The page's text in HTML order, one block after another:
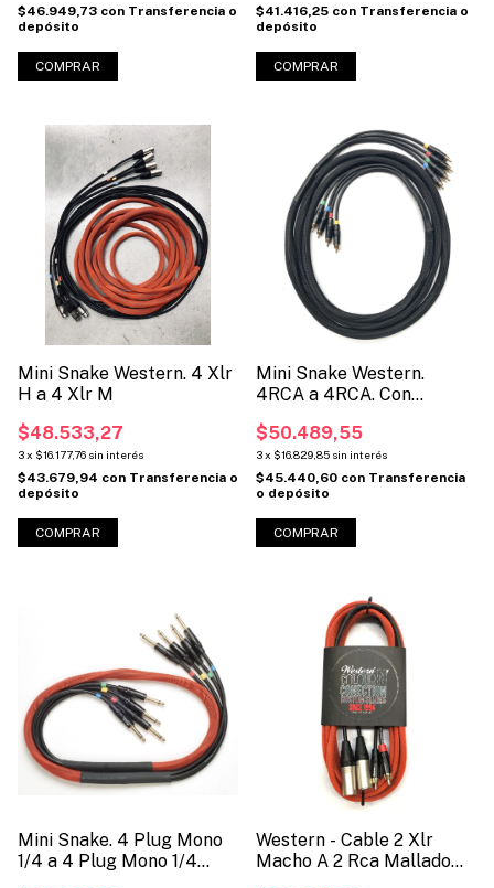
$46.949,73 con Transferencia o
depósito
COMPRAR
$41.416,25 con Transferencia o
depósito
COMPRAR
Mini Snake Western. 4 Xlr
H a 4 Xlr M
$48.533,27
3x $16.177,76 sin interés
$43.679,94 con Transferencia o
depósito
COMPRAR
Mini Snake Western.
4RCA a 4RCA. Con
4RCA)
$50.489,55
3x $16.829,85 sin interés
$45.440,60 con Transferencia
o depósito
COMPRAR
Mini Snake. 4 Plug Mono
1/4 a 4 Plug Mono 1/4
Western - Cable 2 Xlr
Macho A 2 Rca Mallado